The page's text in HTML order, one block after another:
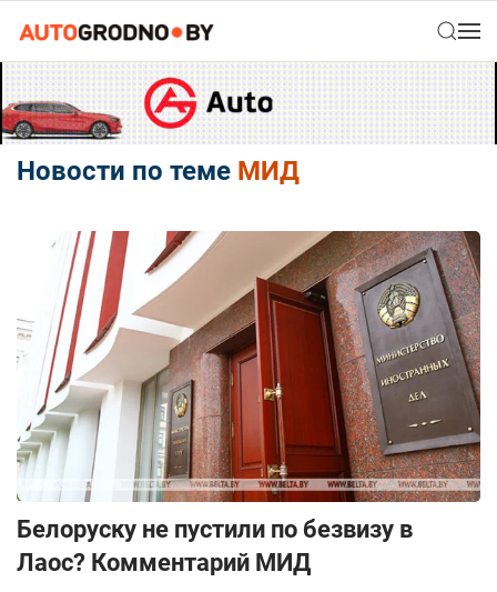
Новости по теме МИД
Белоруску не пустили по безвизу в
Лаос? Комментарий МИД